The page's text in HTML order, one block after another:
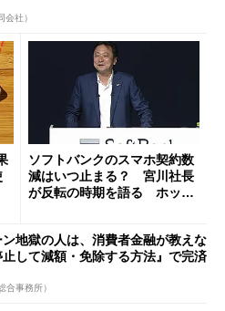
会社）
ソフトバンクのスマホ契約数
減はいつ止まる？ 宮川社長
が反転の時期を語る ホッピ
地獄の人は、消費者金融が教えな
して減額・免除する方法』で完済
合事務所）